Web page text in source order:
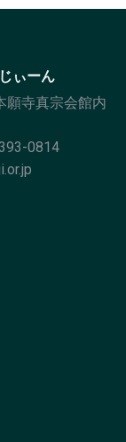
ぃーん
願寺真宗会館内
0814